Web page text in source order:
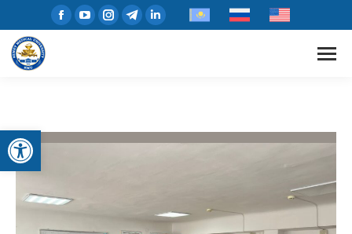
Открыть панель инструментов